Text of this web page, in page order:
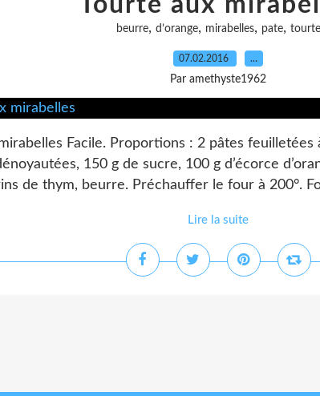
beurre, d’orange, mirabelles, pate, tourte
07.02.2016 …
Par amethyste1962
Facile. Proportions : 2 pâtes feuilletées
150 g de sucre, 100 g d’écorce
de thym, beurre. Préchauffer le four à 200°.
Lire la suite